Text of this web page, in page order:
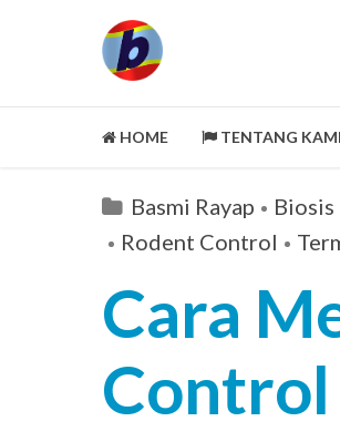
HOME TENTANG KAMI
LEGALITY
MITRA KAMI
Basmi Rayap Biosis
Rodent Control
Cara